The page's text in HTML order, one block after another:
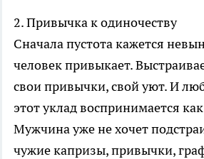
2. Привычка к одиночеству
Сначала пустота кажется
человек привыкает.
свои привычки, свой уют. И
этот уклад воспринимается
Мужчина уже не хочет
чужие капризы, привычки,